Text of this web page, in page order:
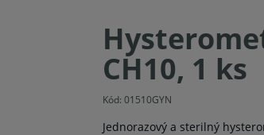
CH10, 1 ks
Kód: 01510GYN
Jednorazový a sterilný